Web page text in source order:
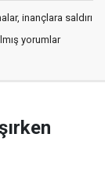
inançlara saldırı
yorumlar